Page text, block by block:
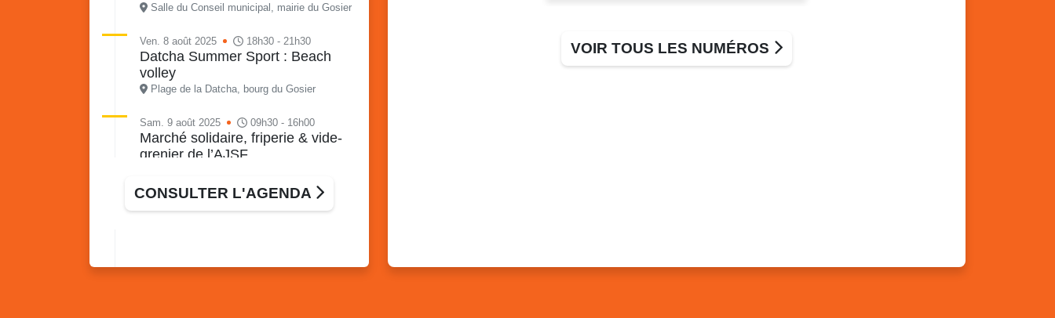
Salle du Conseil municipal, mairie du Gosier
Ven. 8 août 2025 18h30 - 21h30
Datcha Summer Sport : Beach
volley
Plage de la Datcha, bourg du Gosier
Sam. 9 août 2025 09h30 - 16h00
Marché solidaire, friperie & vide-
grenier de l’AJSF
Félix, Gosier
Terrain de football de Saint-Felix, le Gosier
CONSULTER L'AGENDA
VOIR TOUS LES NUMÉROS